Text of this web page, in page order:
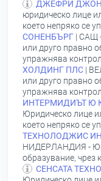
ДЖЕФРИ ДЖОН
юридическо лице
което непряко се
СОНЕНБЪРГ | САЩ
или друго правно
упражнява
ХОЛДИНГ ПЛС |
или друго правно
упражнява
ИНТЕРМИДИЪТ Ю
Юридическо лице
което непряко се
ТЕХНОЛОДЖИС
НИДЕРЛАНДИЯ -
образувание, чрез
СЕНСАТА